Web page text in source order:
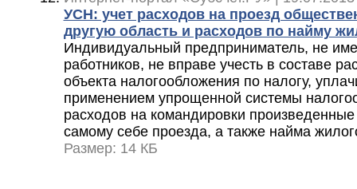
УСН: учет расходов на проезд
другую область и расходов по найму
Индивидуальный предприниматель, не
работников, не вправе учесть в составе
объекта налогообложения по налогу,
применением упрощенной системы
расходов на командировки
самому себе проезда, а также найма
Размер: 14 КБ